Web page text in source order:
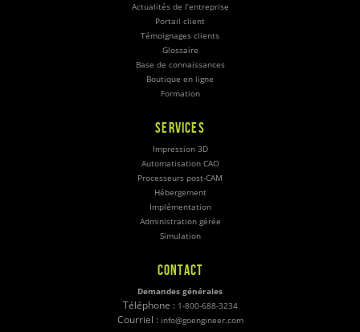
Actualités de l’entreprise
Portail client
Témoignages clients
Glossaire
Base de connaissances
Boutique en ligne
Formation
SERVICES
Impression 3D
Automatisation CAO
Processeurs post-CAM
Hébergement
Implémentation
Administration gérée
Simulation
CONTACT
Demandes générales
Téléphone : 1-800-688-3234
Courriel : info@goengineer.com